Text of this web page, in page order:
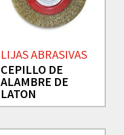
LIJAS ABRASIVAS
CEPILLO DE
ALAMBRE DE
LATON